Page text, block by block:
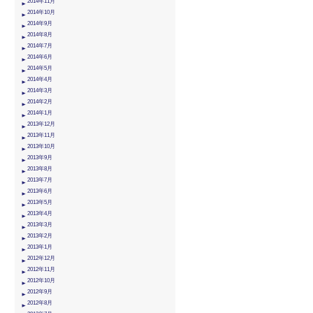
2014年10月
2014年9月
2014年8月
2014年7月
2014年6月
2014年5月
2014年4月
2014年3月
2014年2月
2014年1月
2013年12月
2013年11月
2013年10月
2013年9月
2013年8月
2013年7月
2013年6月
2013年5月
2013年4月
2013年3月
2013年2月
2013年1月
2012年12月
2012年11月
2012年10月
2012年9月
2012年8月